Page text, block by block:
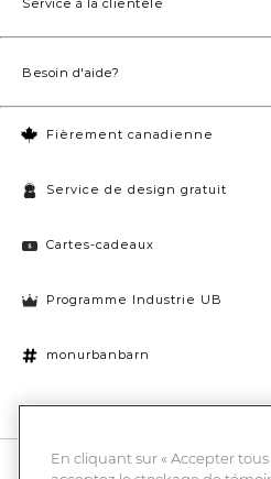
Fièrement canadienne
Service de design gratuit
Cartes-cadeaux
Programme Industrie UB
monurbanbarn
Paramètres des témoins
Service à la clientèle
Besoin d'aide?
10 % de rabais et la chance de
En cliquant sur « Accepter